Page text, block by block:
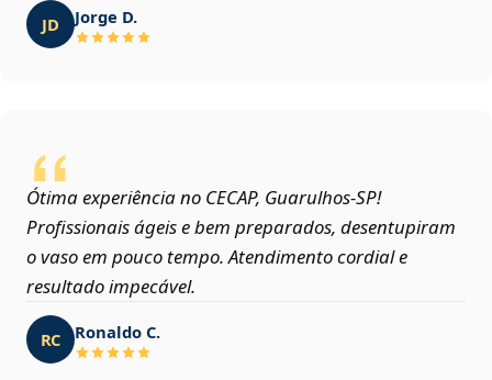
JD Jorge D.
Ótima experiência no CECAP, Guarulhos‑SP!
Profissionais ágeis e bem preparados, desentupiram
o vaso em pouco tempo. Atendimento cordial e
resultado impecável.
RC Ronaldo C.